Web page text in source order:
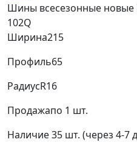
Шины всесезонные новые
102Q
Ширина215
Профиль65
РадиусR16
Продажапо 1 шт.
Наличие35 шт. (через 4-7